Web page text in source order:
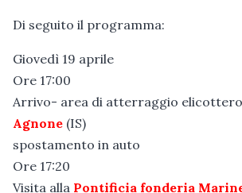
Di seguito il programma:
Giovedì 19 aprile
Ore 17:00
Arrivo- area di atterraggio elicottero
Agnone (IS)
spostamento in auto
Ore 17:20
Visita alla Pontificia fonderia